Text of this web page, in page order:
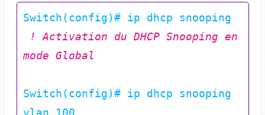
mode Global
Switch(config)# ip dhcp snooping